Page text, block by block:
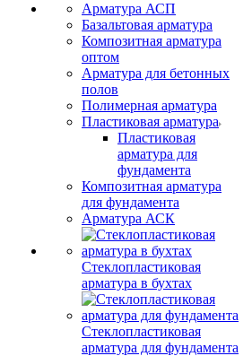
Арматура АСП
Базальтовая арматура
Композитная арматура
оптом
Арматура для бетонных
полов
Полимерная арматура
Пластиковая арматура
Пластиковая
арматура для
фундамента
Композитная арматура
для фундамента
Арматура АСК
Стеклопластиковая
арматура в бухтах
Стеклопластиковая
арматура для фундамента